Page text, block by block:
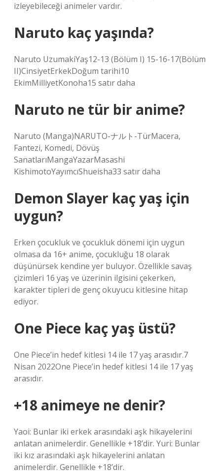
izleyebileceği animeler vardır.
Naruto kaç yaşında?
Naruto UzumakiYaş12-13 (Bölüm I) 15-16-17(Bölüm
II)CinsiyetErkekDoğum tarihi10
EkimMilliyetKonoha15 satır daha
Naruto ne tür bir anime?
Naruto (Manga)NARUTO-ナルト-TürMacera,
Fantezi, Komedi, Dövüş
SanatlarıMangaYazarMasashi
KishimotoYayımcıShueisha33 satır daha
Demon Slayer kaç yaş için
uygun?
Erken çocukluk ve çocukluk dönemi için uygun
olmasa da 16+ anime, çocukluğu 18 olarak
düşünürsek kendine yer buluyor. Özellikle savaş
çizimleri 16 yaş ve üzerinin ilgisini çekerken,
karakter tipleri de genç okuyucu kitlesine hitap
ediyor.
One Piece kaç yaş üstü?
One Piece’in hedef kitlesi 14 ile 17 yaş arasıdır.7
Nisan 2022One Piece’in hedef kitlesi 14 ile 17 yaş
arasıdır.
+18 animeye ne denir?
Yaoi: Bunlar iki erkek arasındaki aşk hikayelerini
anlatan animelerdir. Genellikle +18’dir. Yuri: Bunlar
iki kız arasındaki aşk hikayelerini anlatan
animelerdir. Genellikle +18’dir.